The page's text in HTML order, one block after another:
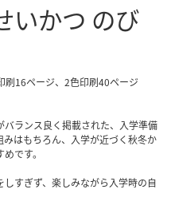
いかつ のび
刷16ページ、2色印刷40ページ
ランス良く掲載された、入学準備
はもちろん、入学が近づく秋冬か
です。
すぎず、楽しみながら入学時の自